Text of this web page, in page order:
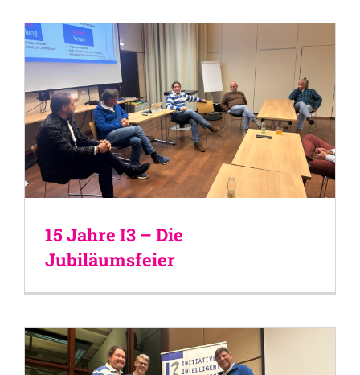
15 Jahre I3 – Die
Jubiläumsfeier